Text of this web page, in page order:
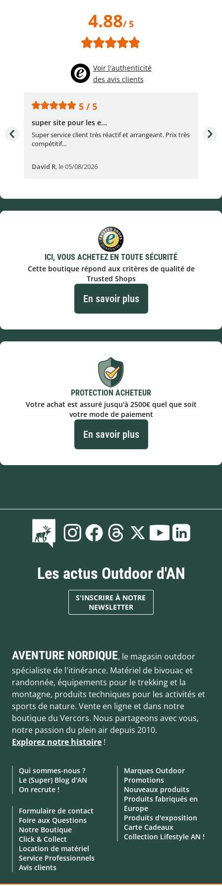
4.88/ 5
Voir l'authenticité
des avis clients
5 / 5
super site pour les e...
Super service client très réactif et arrangeant. Prix très
compétitif...
David R, le 05/08/2026
ICI, VOUS ACHETEZ EN TOUTE SÉCURITÉ
Cette boutique répond aux critères de qualité de
Trusted Shops
En savoir plus
PROTECTION ACHETEUR
Votre achat est assuré jusqu'à 2500€ quel que soit
votre mode de paiement
En savoir plus
Les actus Outdoor d'AN
S'INSCRIRE À NOTRE
NEWSLETTER
AVENTURE NORDIQUE, le magasin outdoor
spécialiste de l'itinérance. Matériel de bivouac et
randonnée, équipements pour le trekking et la
montagne, produits techniques pour les activités et
sports de nature. Vente en ligne et dans notre
boutique du Vercors. Nous partageons avec vous,
notre passion du plein air depuis 2010.
Explorez notre histoire !
Qui sommes-nous ?
Le (Super) Blog d'AN
On recrute !
Formulaire de contact
Foire aux Questions
Notre Boutique
Click & Collect
Location de matériel
Service Professionnels
Avis clients
Marques Outdoor
Promotions
Nouveaux produits
Produits fabriqués en
Europe
Produits d'exposition
Carte Cadeaux
Collection Lifestyle AN !